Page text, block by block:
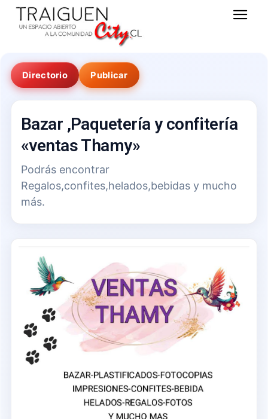
Directorio Publicar
Bazar ,Paquetería y confitería
«ventas Thamy»
Podrás encontrar
Regalos,confites,helados,bebidas y mucho
más.